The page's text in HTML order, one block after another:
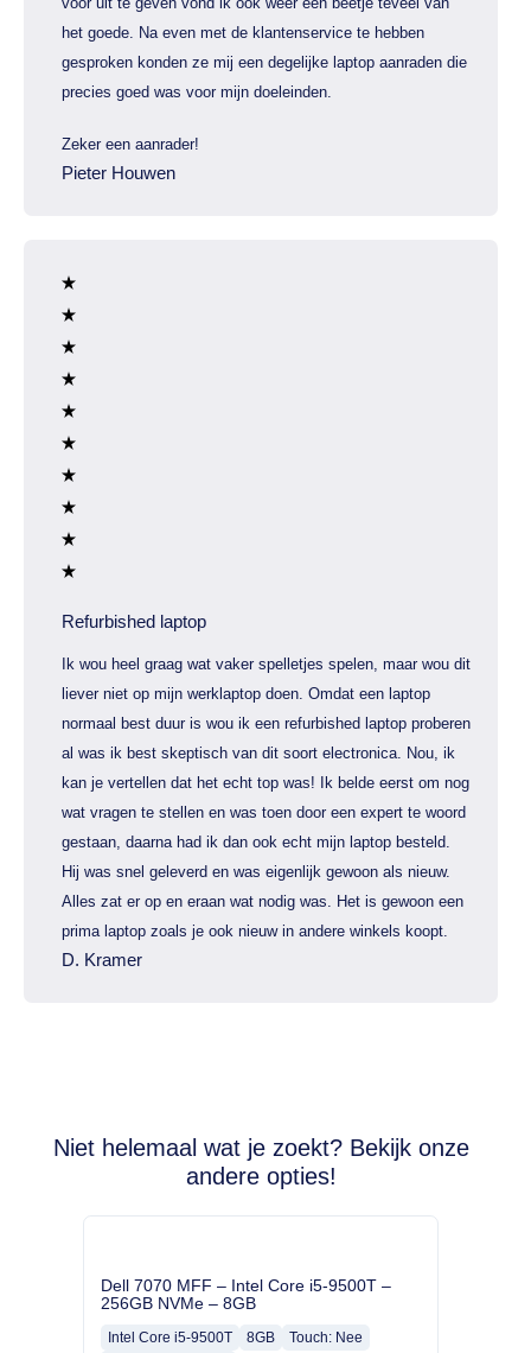
het goede. Na even met de klantenservice te hebben
gesproken konden ze mij een degelijke laptop aanraden die
precies goed was voor mijn doeleinden.
Zeker een aanrader!
Pieter Houwen
Refurbished laptop
Ik wou heel graag wat vaker spelletjes spelen, maar wou dit
liever niet op mijn werklaptop doen. Omdat een laptop
normaal best duur is wou ik een refurbished laptop proberen
al was ik best skeptisch van dit soort electronica. Nou, ik
kan je vertellen dat het echt top was! Ik belde eerst om nog
wat vragen te stellen en was toen door een expert te woord
gestaan, daarna had ik dan ook echt mijn laptop besteld.
Hij was snel geleverd en was eigenlijk gewoon als nieuw.
Alles zat er op en eraan wat nodig was. Het is gewoon een
prima laptop zoals je ook nieuw in andere winkels koopt.
D. Kramer
Niet helemaal wat je zoekt? Bekijk onze
andere opties!
Dell 7070 MFF – Intel Core i5-9500T –
256GB NVMe – 8GB
Intel Core i5-9500T 8GB
Touch: Nee